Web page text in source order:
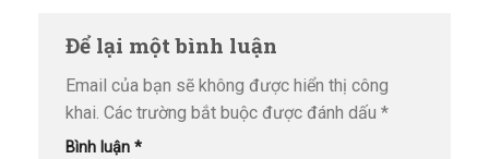
Để lại một bình luận
Email của bạn sẽ không được hiển thị công
khai. Các trường bắt buộc được đánh dấu *
Bình luận *